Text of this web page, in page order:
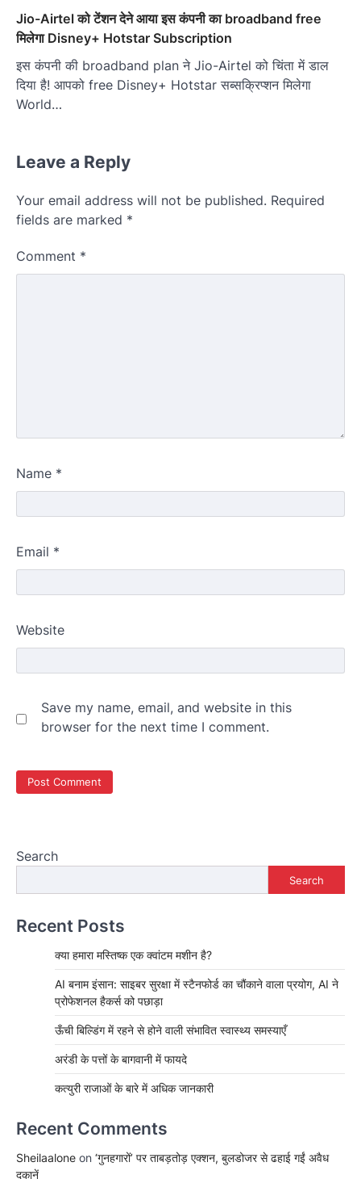
Jio-Airtel को टेंशन देने आया इस कंपनी का broadband free
मिलेगा Disney+ Hotstar Subscription
इस कंपनी की broadband plan ने Jio-Airtel को चिंता में डाल
दिया है! आपको free Disney+ Hotstar सब्सक्रिप्शन मिलेगा
World…
Leave a Reply
Your email address will not be published. Required
fields are marked *
Comment *
Name *
Email *
Website
Save my name, email, and website in this
browser for the next time I comment.
Search
Search
Recent Posts
क्या हमारा मस्तिष्क एक क्वांटम मशीन है?
AI बनाम इंसान: साइबर सुरक्षा में स्टैनफोर्ड का चौंकाने वाला प्रयोग, AI ने
प्रोफेशनल हैकर्स को पछाड़ा
ऊँची बिल्डिंग में रहने से होने वाली संभावित स्वास्थ्य समस्याएँ
अरंडी के पत्तों के बागवानी में फायदे
कत्युरी राजाओं के बारे में अधिक जानकारी
Recent Comments
Sheilaalone on ‘गुनहगारों’ पर ताबड़तोड़ एक्शन, बुलडोजर से ढहाई गईं अवैध
दुकानें